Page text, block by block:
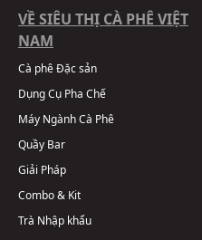
VỀ SIÊU THỊ CÀ PHÊ VIỆT
NAM
Cà phê Đặc sản
Dụng Cụ Pha Chế
Máy Ngành Cà Phê
Quầy Bar
Giải Pháp
Combo & Kit
Trà Nhập khẩu